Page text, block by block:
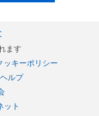
ます
ッキーポリシー
ヘルプ
ット